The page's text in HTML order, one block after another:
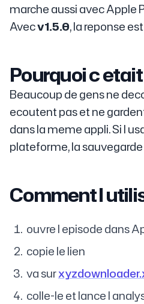
marche aussi avec Apple
Avecv1.5.0, la reponse
Pourquoi c
Beaucoup de gens ne
ecoutent pas et ne
dans la meme appli. Si l
plateforme, la sauvegarde
Comment l
ouvre l episode dans
copie le lien
va sur
colle-le et lance l